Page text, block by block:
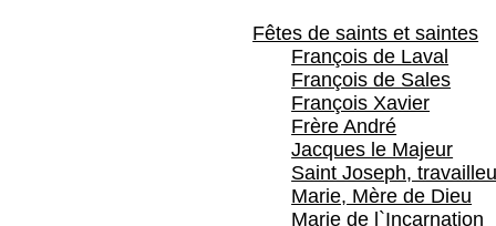
Fêtes de saints et saintes
François de Laval
François de Sales
François Xavier
Frère André
Jacques le Majeur
Saint Joseph,
Marie, Mère de Dieu
Marie de l`Incarnation